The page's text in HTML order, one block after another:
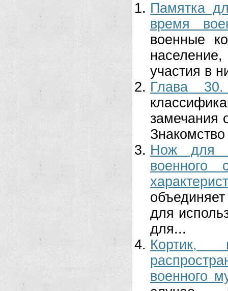
Памятка
время
военные
участия в
Глава
замечания
Нож для
военного
для
для...
Кортик,
военного